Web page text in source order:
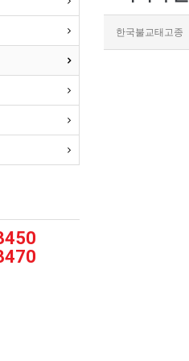
한국불교태고종